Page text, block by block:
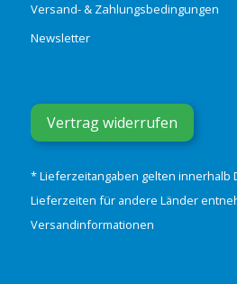
Versand- & Zahlungsbedingungen
Newsletter
Vertrag widerrufen
* Lieferzeitangaben gelten innerhalb
Lieferzeiten für andere Länder
Versandinformationen